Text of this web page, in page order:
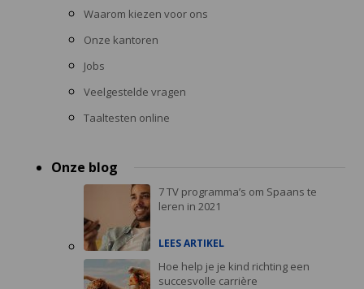
Waarom kiezen voor ons
Onze kantoren
Jobs
Veelgestelde vragen
Taaltesten online
Onze blog
7 TV programma’s om Spaans te
leren in 2021
LEES ARTIKEL
Hoe help je je kind richting een
succesvolle carrière